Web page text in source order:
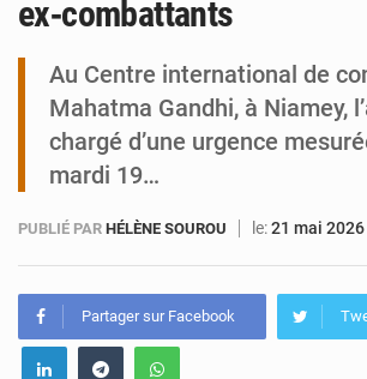
ex‑combattants
Au Centre international de
Mahatma Gandhi, à Niamey,
chargé d’une urgence
mardi 19…
PUBLIÉ PAR HÉLÈNE SOUROU le:21 mai 2026
Partager sur Facebook